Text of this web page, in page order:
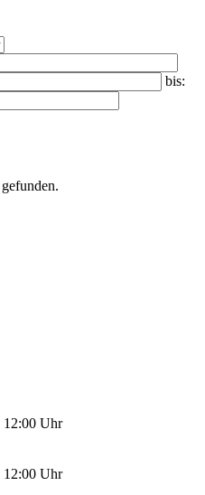
bis:
12:00 Uhr
12:00 Uhr